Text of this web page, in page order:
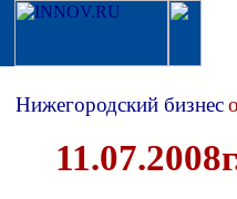
Нижегородский бизнес